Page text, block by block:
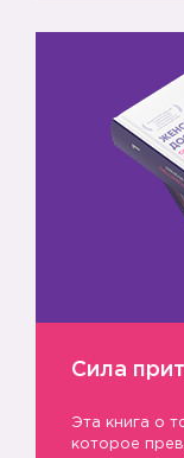
Сила
Эта книга о
которое